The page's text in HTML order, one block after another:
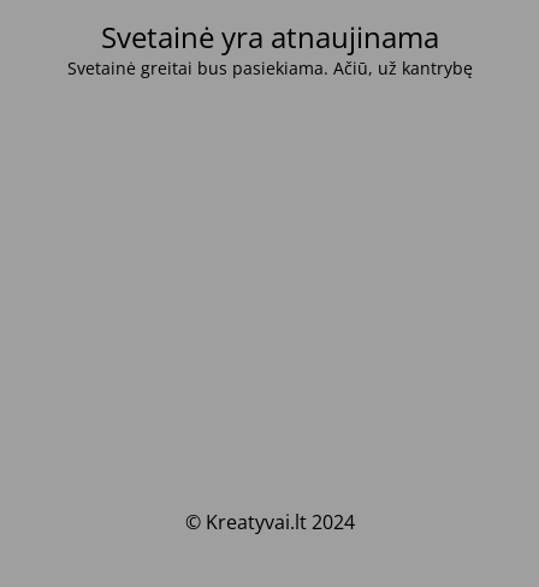
Svetainė yra atnaujinama
Svetainė greitai bus pasiekiama. Ačiū, už kantrybę
© Kreatyvai.lt 2024